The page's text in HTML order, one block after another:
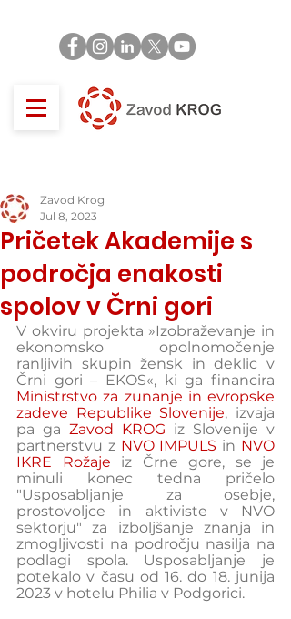
Pričetek Akademije s
področja enakosti
spolov v Črni gori
Zavod Krog
Jul 8, 2023
V okviru projekta »Izobraževanje in
ekonomsko opolnomočenje
ranljivih skupin žensk in deklic v
Ministrstvo za zunanje in evropske
zadeve Republike Slovenije, izvaja
pa ga Zavod KROG iz Slovenije v
partnerstvu z NVO IMPULS in NVO
IKRE Rožaje iz Črne gore, se je
minuli konec tedna pričelo
"Usposabljanje za osebje,
prostovoljce in aktiviste v NVO
sektorju" za izboljšanje znanja in
zmogljivosti na področju nasilja na
podlagi spola. Usposabljanje je
potekalo v času od 16. do 18. junija
2023 v hotelu Philia v Podgorici.